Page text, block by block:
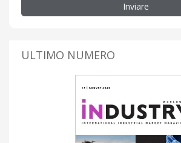
Inviare
ULTIMO NUMERO